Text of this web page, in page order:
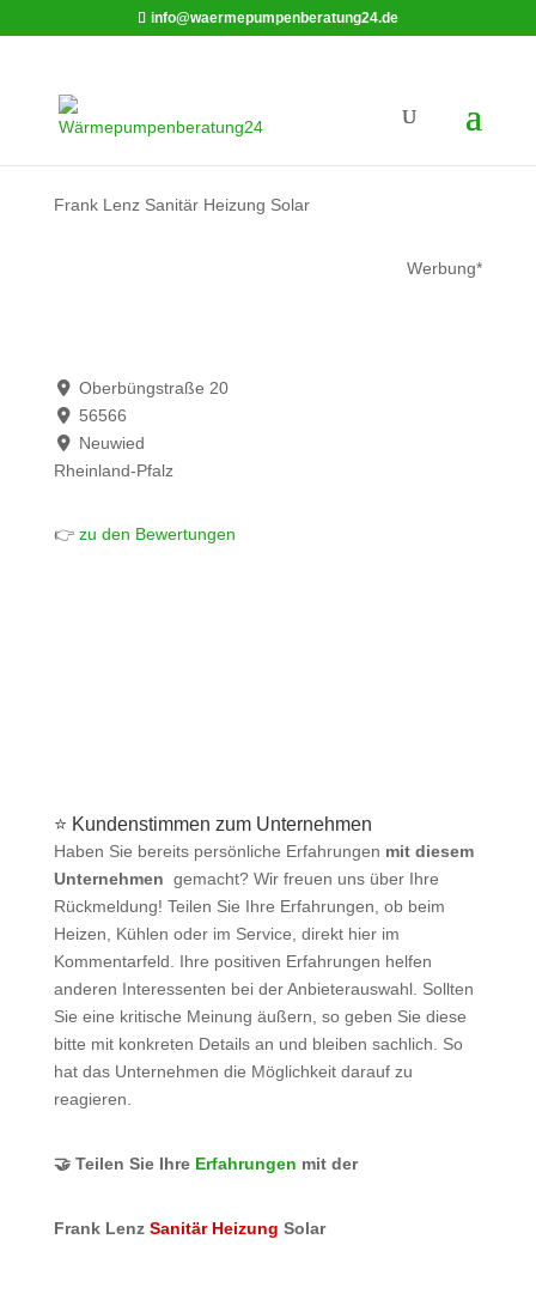
info@waermepumpenberatung24.de
Frank Lenz Sanitär Heizung Solar
Werbung*
Oberbüngstraße 20
56566
Neuwied
Rheinland-Pfalz
👉zu den Bewertungen
⭐ Kundenstimmen zum Unternehmen
Haben Sie bereits persönliche Erfahrungen mit diesem
Unternehmen gemacht? Wir freuen uns über Ihre
Rückmeldung! Teilen Sie Ihre Erfahrungen, ob beim
Heizen, Kühlen oder im Service, direkt hier im
Kommentarfeld. Ihre positiven Erfahrungen helfen
anderen Interessenten bei der Anbieterauswahl. Sollten
Sie eine kritische Meinung äußern, so geben Sie diese
bitte mit konkreten Details an und bleiben sachlich. So
hat das Unternehmen die Möglichkeit darauf zu
reagieren.
🤝 Teilen Sie Ihre Erfahrungen mit der
Frank Lenz Sanitär Heizung Solar